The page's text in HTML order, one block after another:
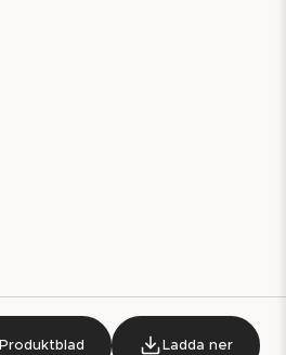
Produktblad Ladda ner